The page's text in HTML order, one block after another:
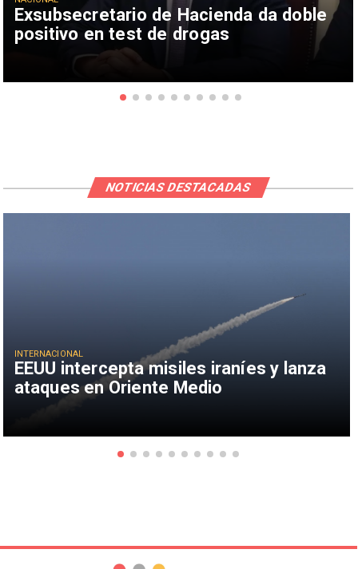
Exsubsecretario de Hacienda da doble
positivo en test de drogas
EEUU intercepta misiles iraníes y lanza
ataques en Oriente Medio
INTERNACIONAL
NOTICIAS DESTACADAS